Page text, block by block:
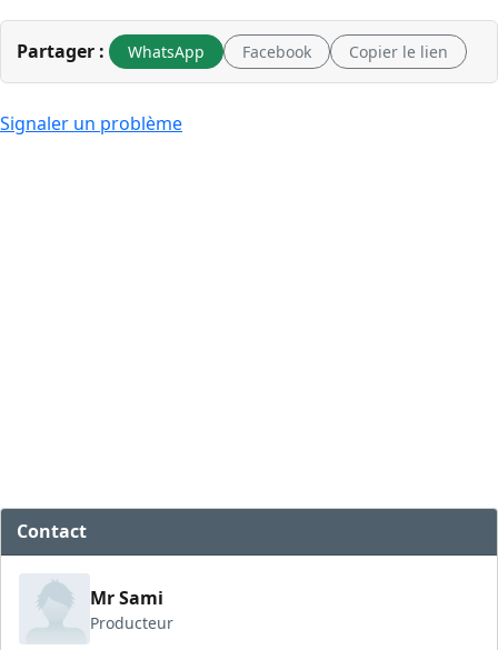
Partager : WhatsApp Facebook Copier le lien
Signaler un problème
Contact
Mr Sami
Producteur